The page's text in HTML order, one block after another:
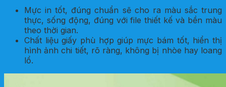
Mực in tốt, đúng chuẩn sẽ cho ra màu sắc trung
thực, sống động, đúng với file thiết kế và bền màu
theo thời gian.
Chất liệu giấy phù hợp giúp mực bám tốt, hiển thị
hình ảnh chi tiết, rõ ràng, không bị nhòe hay loang
lổ.